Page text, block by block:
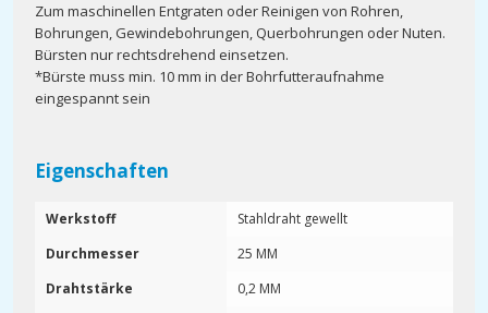
Zum maschinellen Entgraten oder Reinigen von Rohren,
Bohrungen, Gewindebohrungen, Querbohrungen oder Nuten.
Bürsten nur rechtsdrehend einsetzen.
*Bürste muss min. 10 mm in der Bohrfutteraufnahme
eingespannt sein
Eigenschaften
Werkstoff
Stahldraht gewellt
Durchmesser
25 MM
Drahtstärke
0,2 MM